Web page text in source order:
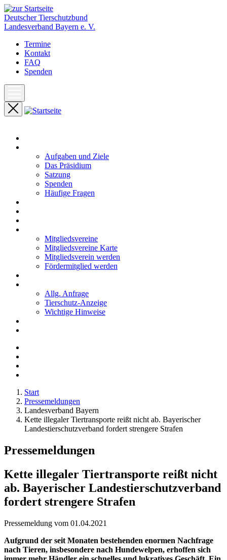
Deutscher Tierschutzbund
Landesverband Bayern e. V.
Termine
Kontakt
FAQ
Spenden
Aufgaben und Ziele
Das Präsidium
Satzung
Spenden
Häufige Fragen
Mitgliedsvereine
Mitgliedsvereine Karte
Mitgliedsverein werden
Fördermitglied werden
Allg. Anfrage
Tierschutz-Anzeige
Wichtige Hinweise
Start
Pressemeldungen
Landesverband Bayern
Kette illegaler Tiertransporte reißt nicht ab. Bayerischer
Landestierschutzverband fordert strengere Strafen
Pressemeldungen
Kette illegaler Tiertransporte reißt nicht
ab. Bayerischer Landestierschutzverband
fordert strengere Strafen
Pressemeldung vom 01.04.2021
Aufgrund der seit Monaten bestehenden enormen Nachfrage
nach Tieren, insbesondere nach Hundewelpen, erhoffen sich